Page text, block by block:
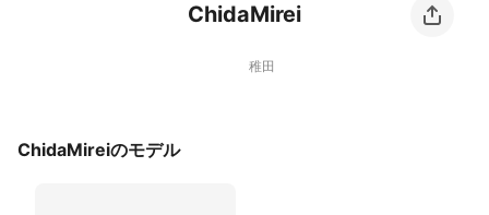
ChidaMirei
稚田
ChidaMireiのモデル